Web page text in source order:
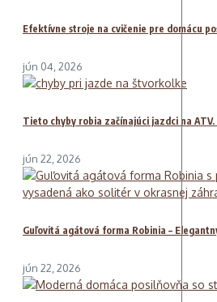
Efektívne stroje na cvičenie pre domácu
jún 04, 2026
Tieto chyby robia začínajúci jazdci na ATV.
jún 22, 2026
Guľovitá agátová forma Robinia –
jún 22, 2026